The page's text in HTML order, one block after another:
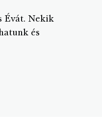
Évát. Nekik
és